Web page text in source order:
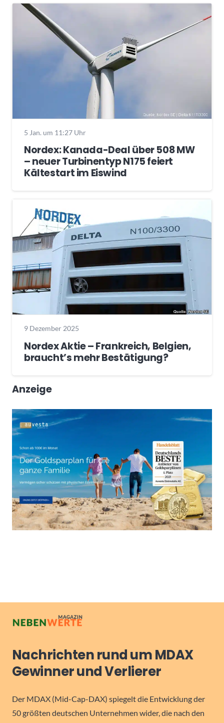
5 Jan. um 11:27 Uhr
Nordex: Kanada-Deal über 508 MW
– neuer Turbinentyp N175 feiert
Kältestart im Eiswind
9 Dezember 2025
Nordex Aktie – Frankreich, Belgien,
braucht’s mehr Bestätigung?
Anzeige
Nachrichten rund um MDAX
Gewinner und Verlierer
Der MDAX (Mid-Cap-DAX) spiegelt die Entwicklung der
50 größten deutschen Unternehmen wider, die nach den